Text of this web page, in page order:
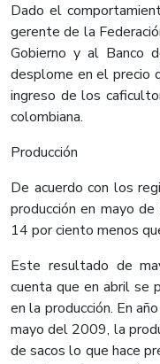
Dado el
gerente de la
Gobierno y al Banco
desplome en el precio
ingreso de los
colombiana.
Producción
De acuerdo con los
producción en mayo
14 por ciento menos
Este resultado de
cuenta que en abril se
en la producción. En
mayo del 2009, la
de sacos lo que hace